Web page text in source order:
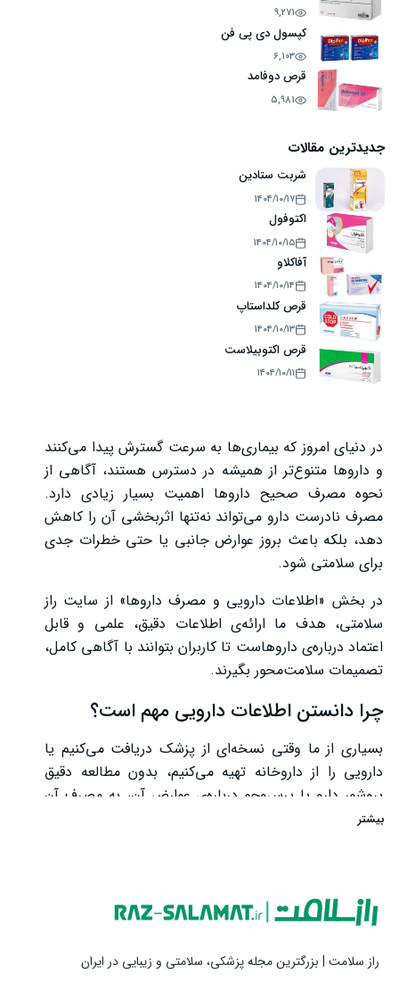
9,271
کپسول دی پی فن
6,103
قرص دوفامد
5,981
جدیدترین مقالات
شربت ستادین
۱۴۰۴/۱۰/۱۷
اکتوفول
۱۴۰۴/۱۰/۱۵
آفاکلاو
۱۴۰۴/۱۰/۱۴
قرص کلداستاپ
۱۴۰۴/۱۰/۱۳
قرص اکتوبیلاست
۱۴۰۴/۱۰/۱۱
در دنیای امروز که بیماری‌ها به سرعت گسترش پیدا می‌کنند
و داروها متنوع‌تر از همیشه در دسترس هستند، آگاهی از
نحوه مصرف صحیح داروها اهمیت بسیار زیادی دارد.
مصرف نادرست دارو می‌تواند نه‌تنها اثربخشی آن را کاهش
دهد، بلکه باعث بروز عوارض جانبی یا حتی خطرات جدی
برای سلامتی شود.
در بخش «اطلاعات دارویی و مصرف داروها» از سایت راز
سلامتی، هدف ما ارائه‌ی اطلاعات دقیق، علمی و قابل
اعتماد درباره‌ی داروهاست تا کاربران بتوانند با آگاهی کامل،
تصمیمات سلامت‌محور بگیرند.
چرا دانستن اطلاعات دارویی مهم است؟
بسیاری از ما وقتی نسخه‌ای از پزشک دریافت می‌کنیم یا
دارویی را از داروخانه تهیه می‌کنیم، بدون مطالعه دقیق
بروشور دارو یا پرس‌وجو درباره‌ی عوارض آن، به مصرف آن
می‌پردازیم. این در حالی است که دانستن اطلاعاتی مانند
منابع معتبر اطلاعات دارویی کدام‌اند؟
اطلاعات دارویی باید همیشه از منابع معتبر و علمی دریافت
بیشتر
راز سلامت | بزرگترین مجله پزشکی، سلامتی و زیبایی در ایران